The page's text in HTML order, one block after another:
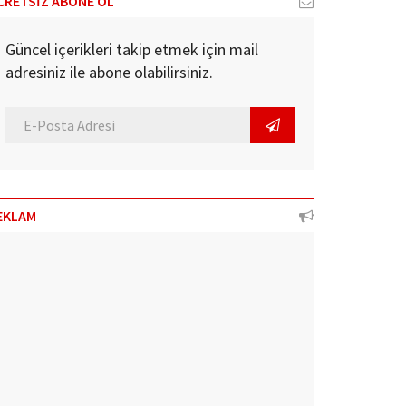
Güncel içerikleri takip etmek için mail
adresiniz ile abone olabilirsiniz.